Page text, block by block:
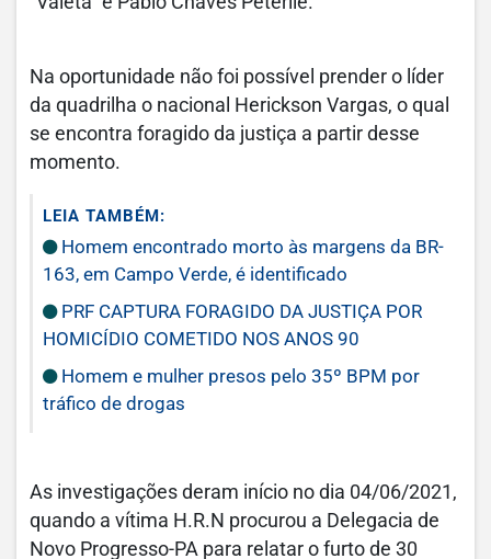
Na oportunidade não foi possível prender o líder
da quadrilha o nacional Herickson Vargas, o qual
se encontra foragido da justiça a partir desse
momento.
LEIA TAMBÉM:
Homem encontrado morto às margens da BR-
163, em Campo Verde, é identificado
PRF CAPTURA FORAGIDO DA JUSTIÇA POR
HOMICÍDIO COMETIDO NOS ANOS 90
Homem e mulher presos pelo 35º BPM por
tráfico de drogas
As investigações deram início no dia 04/06/2021,
quando a vítima H.R.N procurou a Delegacia de
Novo Progresso-PA para relatar o furto de 30